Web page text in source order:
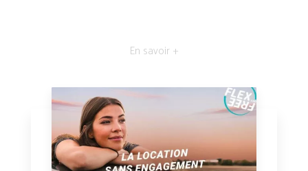
En savoir +